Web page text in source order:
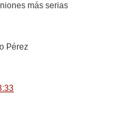
más serias
Pérez